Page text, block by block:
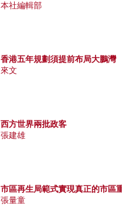
本社編輯部
香港五年規劃須提前布局大鵬灣
來文
西方世界兩批政客
張建雄
市區再生局範式實現真正的市區
張量童